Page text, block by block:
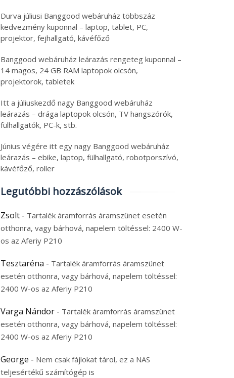
Durva júliusi Banggood webáruház többszáz
kedvezmény kuponnal – laptop, tablet, PC,
projektor, fejhallgató, kávéfőző
Banggood webáruház leárazás rengeteg kuponnal –
14 magos, 24 GB RAM laptopok olcsón,
projektorok, tabletek
Itt a júliuskezdő nagy Banggood webáruház
leárazás – drága laptopok olcsón, TV hangszórók,
fülhallgatók, PC-k, stb.
Június végére itt egy nagy Banggood webáruház
leárazás – ebike, laptop, fülhallgató, robotporszívó,
kávéfőző, roller
Legutóbbi hozzászólások
Zsolt - Tartalék áramforrás áramszünet esetén
otthonra, vagy bárhová, napelem töltéssel: 2400 W-
os az Aferiy P210
Tesztaréna - Tartalék áramforrás áramszünet
esetén otthonra, vagy bárhová, napelem töltéssel:
2400 W-os az Aferiy P210
Varga Nándor - Tartalék áramforrás áramszünet
esetén otthonra, vagy bárhová, napelem töltéssel:
2400 W-os az Aferiy P210
George - Nem csak fájlokat tárol, ez a NAS
teljesértékű számítógép is